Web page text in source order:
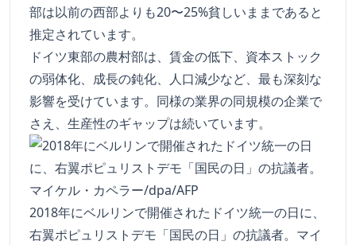
部は以前の西部よりも20〜25%貧しいままであると
推定されています。
ドイツ東部の農村部は、賃金の低下、資本ストック
の弱体化、成長の鈍化、人口減少など、最も深刻な
影響を受けています。同様の業界の同規模の企業で
さえ、生産性のギャップは続いています。
2018年にベルリンで開催されたドイツ統一の日に、
右翼ポピュリストデモ「国民の日」の抗議者。マイ